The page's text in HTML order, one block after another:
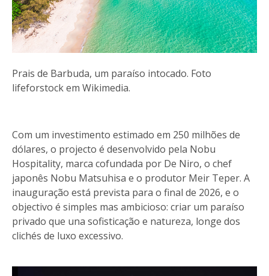
Prais de Barbuda, um paraíso intocado. Foto
lifeforstock em Wikimedia.
Com um investimento estimado em 250 milhões de
dólares, o projecto é desenvolvido pela Nobu
Hospitality, marca cofundada por De Niro, o chef
japonês Nobu Matsuhisa e o produtor Meir Teper. A
inauguração está prevista para o final de 2026, e o
objectivo é simples mas ambicioso: criar um paraíso
privado que una sofisticação e natureza, longe dos
clichés de luxo excessivo.